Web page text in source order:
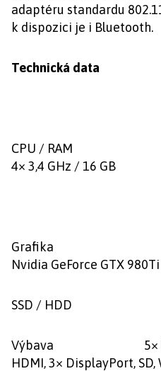
adaptéru standardu
k dispozici je i Bluetooth.
Technická data
CPU / RAM
4× 3,4 GHz / 16 GB
Grafika Intel
Nvidia GeForce GTX 980Ti
SSD / HDD
Výbava 5× USB
HDMI, 3× DisplayPort,